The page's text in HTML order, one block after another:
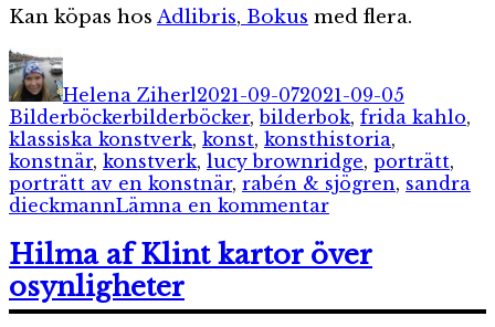
Kan köpas hos Adlibris, Bokus med flera.
Författare
Helena Ziherl2021-09-072021-09-05
BilderböckerEtiketter
bilderböcker,bilderbok, frida kahlo,
klassiska konstverk, konst, konsthistoria,
konstnär, konstverk, lucy brownridge, porträtt,
porträtt av en konstnär, rabén & sjögren, sandra
dieckmannLämna en kommentartill
Kahlo
–
av
Hilma af Klint kartor över
osynligheter